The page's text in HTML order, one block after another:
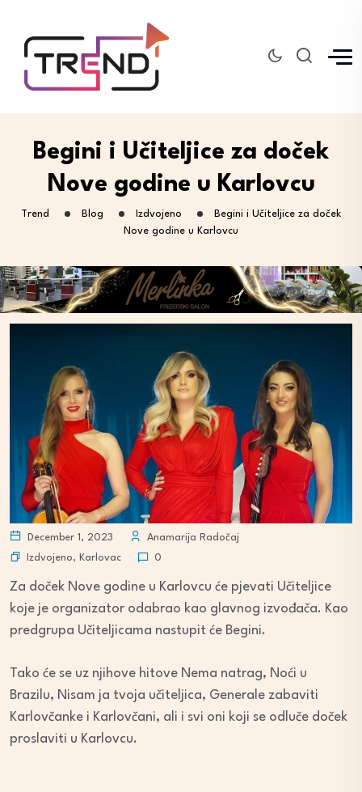
Begini i Učiteljice za doček
Nove godine u Karlovcu
Trend Blog Izdvojeno
Begini i Učiteljice za doček
Nove godine u Karlovcu
December 1, 2023
Anamarija Radočaj
Izdvojeno, Karlovac 0
Za doček Nove godine u Karlovcu će pjevati Učiteljice
koje je organizator odabrao kao glavnog izvođača. Kao
predgrupa Učiteljicama nastupit će Begini.
Tako će se uz njihove hitove Nema natrag, Noći u
Brazilu, Nisam ja tvoja učiteljica, Generale zabaviti
Karlovčanke i Karlovčani, ali i svi oni koji se odluče doček
proslaviti u Karlovcu.